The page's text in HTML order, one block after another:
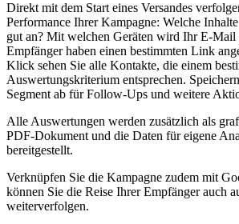
Direkt mit dem Start eines Versandes
Performance Ihrer Kampagne: Welche
gut an? Mit welchen Geräten wird IhrE-Mail
Empfänger haben einen bestimmten Link
Klick sehen Sie alle Kontakte, die einem
Auswertungskriterium entsprechen.
Segment ab für Follow-Ups und weitere
Alle Auswertungen werden zusätzlich als
PDF-Dokument und die Daten für eigene
bereitgestellt.
Verknüpfen Sie die Kampagne zudem mit
können Sie die Reise Ihrer Empfänger auch
weiterverfolgen.